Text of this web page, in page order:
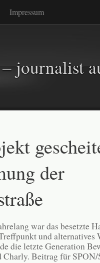
Impressum
journalist
der
war das besetzte
und
die letzte Generation
Charly. Beitrag für